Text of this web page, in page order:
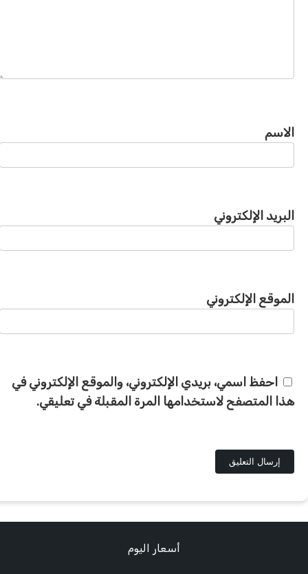
الاسم
البريد الإلكتروني
الموقع الإلكتروني
احفظ اسمي، بريدي الإلكتروني، والموقع الإلكتروني في
هذا المتصفح لاستخدامها المرة المقبلة في تعليقي.
أسعار اليوم